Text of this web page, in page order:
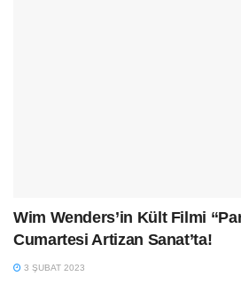
Wim Wenders’in Kült Filmi
Cumartesi Artizan Sanat’ta!
3 ŞUBAT 2023